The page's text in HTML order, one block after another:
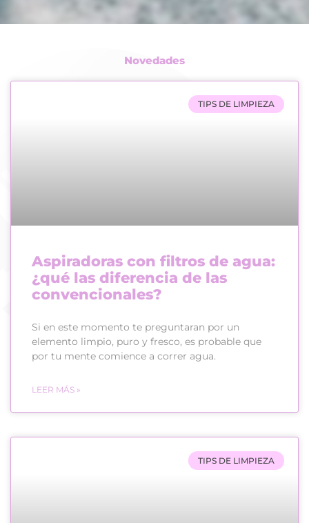
Novedades
TIPS DE LIMPIEZA
Aspiradoras con filtros de agua:
¿qué las diferencia de las
convencionales?
Si en este momento te preguntaran por un
elemento limpio, puro y fresco, es probable que
por tu mente comience a correr agua.
LEER MÁS »
TIPS DE LIMPIEZA